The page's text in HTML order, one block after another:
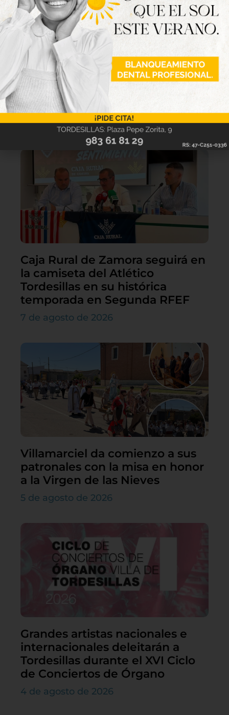
Lo último
Caja Rural de Zamora seguirá en
la camiseta del Atlético
Tordesillas en su histórica
temporada en Segunda RFEF
7 de agosto de 2026
Villamarciel da comienzo a sus
patronales con la misa en honor
a la Virgen de las Nieves
5 de agosto de 2026
Grandes artistas nacionales e
internacionales deleitarán a
Tordesillas durante el XVI Ciclo
de Conciertos de Órgano
4 de agosto de 2026